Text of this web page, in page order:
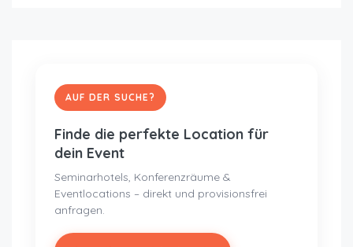
AUF DER SUCHE?
Finde die perfekte Location für
dein Event
Seminarhotels, Konferenzräume &
Eventlocations – direkt und provisionsfrei
anfragen.